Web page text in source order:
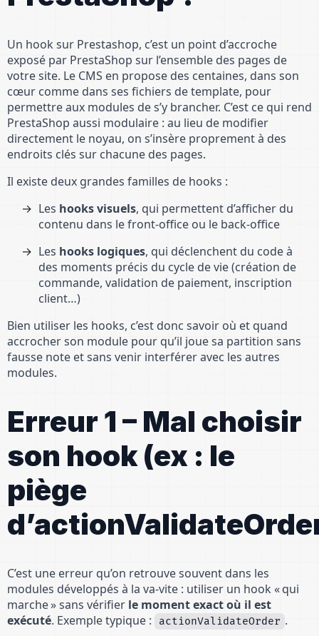
Un hook sur Prestashop, c’est un point d’accroche
exposé par PrestaShop sur l’ensemble des pages de
votre site. Le CMS en propose des centaines, dans son
cœur comme dans ses fichiers de template, pour
permettre aux modules de s’y brancher. C’est ce qui rend
PrestaShop aussi modulaire : au lieu de modifier
directement le noyau, on s’insère proprement à des
endroits clés sur chacune des pages.
Il existe deux grandes familles de hooks :
Les hooks visuels, qui permettent d’afficher du
contenu dans le front-office ou le back-office
Les hooks logiques, qui déclenchent du code à
des moments précis du cycle de vie (création de
commande, validation de paiement, inscription
client…)
Bien utiliser les hooks, c’est donc savoir où et quand
accrocher son module pour qu’il joue sa partition sans
fausse note et sans venir interférer avec les autres
modules.
Erreur 1 – Mal choisir
son hook (ex : le
piège
C’est une erreur qu’on retrouve souvent dans les
modules développés à la va-vite : utiliser un hook « qui
marche » sans vérifier le moment exact où il est
exécuté. Exemple typique : actionValidateOrder .